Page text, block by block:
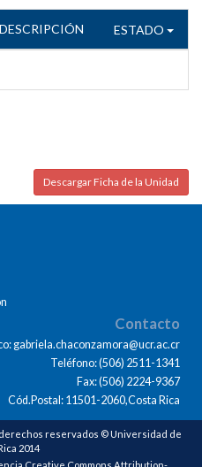
DESCRIPCIÓN ESTADO
Descargar Ficha de la Unidad
Contacto
gabriela.chaconzamora@ucr.ac.cr
Teléfono: (506) 2511-1341
Fax: (506) 2224-9367
Cód.Postal: 11501-2060,Costa Rica
reservados © Universidad de
2014